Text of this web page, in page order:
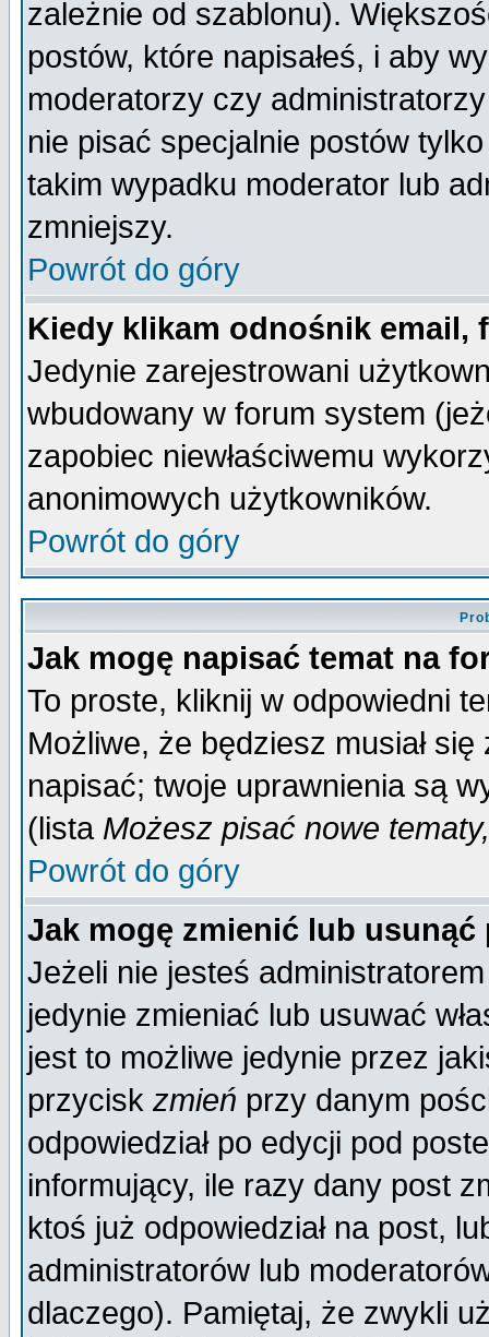
zależnie od szablonu).
postów, które napisałeś, i aby
moderatorzy czy
nie pisać specjalnie postów
takim wypadku moderator lub
zmniejszy.
Powrót do góry
Kiedy klikam odnośnik email,
Jedynie zarejestrowani
wbudowany w forum system
zapobiec niewłaściwemu
anonimowych użytkowników.
Powrót do góry
Jak mogę napisać temat na
To proste, kliknij w odpowiedni
Możliwe, że będziesz musiał
napisać; twoje uprawnienia są
(lista Możesz pisać nowe
Powrót do góry
Jak mogę zmienić lub usunąć
Jeżeli nie jesteś
jedynie zmieniać lub usuwać
jest to możliwe jedynie przez
przycisk zmień przy danym
odpowiedział po edycji pod
informujący, ile razy dany post
ktoś już odpowiedział na post,
administratorów lub
dlaczego). Pamiętaj, że zwykli